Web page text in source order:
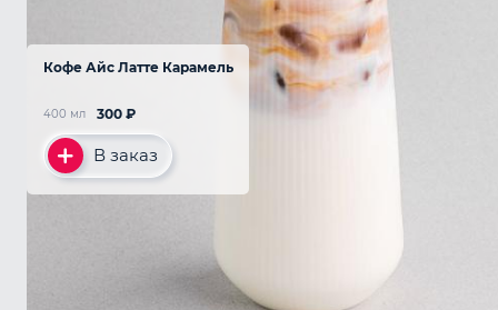
Кофе Айс Латте Карамель
300 ₽
400 мл
В заказ